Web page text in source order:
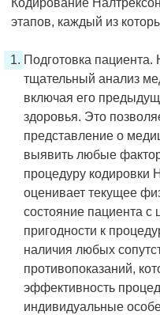
Кодирование
этапов, каждый из
Подготовка
тщательный анализ
включая его
здоровья. Это
представление о
выявить любые
процедуру кодировки
оценивает текущее
состояние пациента с
пригодности к
наличия любых
противопоказаний,
эффективность
индивидуальные